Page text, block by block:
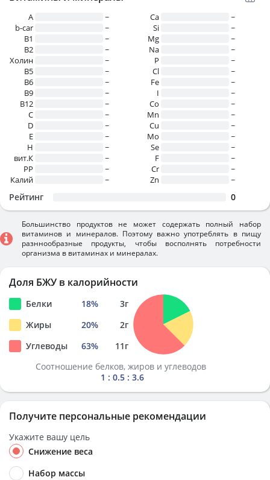
A
~
b-car
~
В1
~
B2
~
Холин
~
B5
~
B6
~
B9
~
B12
~
C
~
D
~
E
~
H
~
вит.К
~
PP
~
Калий
~
Ca
~
Si
~
Mg
~
Na
~
P
~
Cl
~
Fe
~
I
~
Co
~
Mn
~
Cu
~
Mo
~
Se
~
F
~
Cr
~
Zn
~
Рейтинг 0
Большинство продуктов не может содержать полный набор
витаминов и минералов. Поэтому важно употреблять в пищу
разннообразные продукты, чтобы восполнять потребности
организма в витаминах и минералах.
Доля БЖУ в калорийности
Белки 18% 3г
Жиры
20% 2г
Углеводы
63% 11г
Соотношение белков, жиров и углеводов
1 : 0.5 : 3.6
Получите персональные рекомендации
Укажите вашу цель
Снижение веса
Набор массы